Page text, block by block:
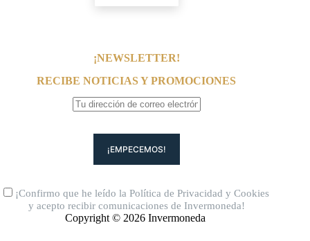
¡NEWSLETTER!
RECIBE NOTICIAS Y PROMOCIONES
¡Confirmo que he leído laPolítica de Privacidad yCookies
y acepto recibir comunicaciones de Invermoneda!
Copyright © 2026 Invermoneda